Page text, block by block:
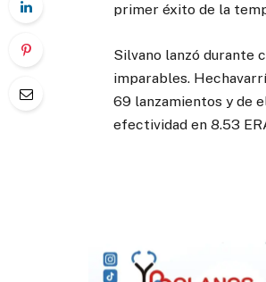
primer éxito de la
Silvano lanzó durante
imparables.
69 lanzamientos y de
efectividad en 8.53